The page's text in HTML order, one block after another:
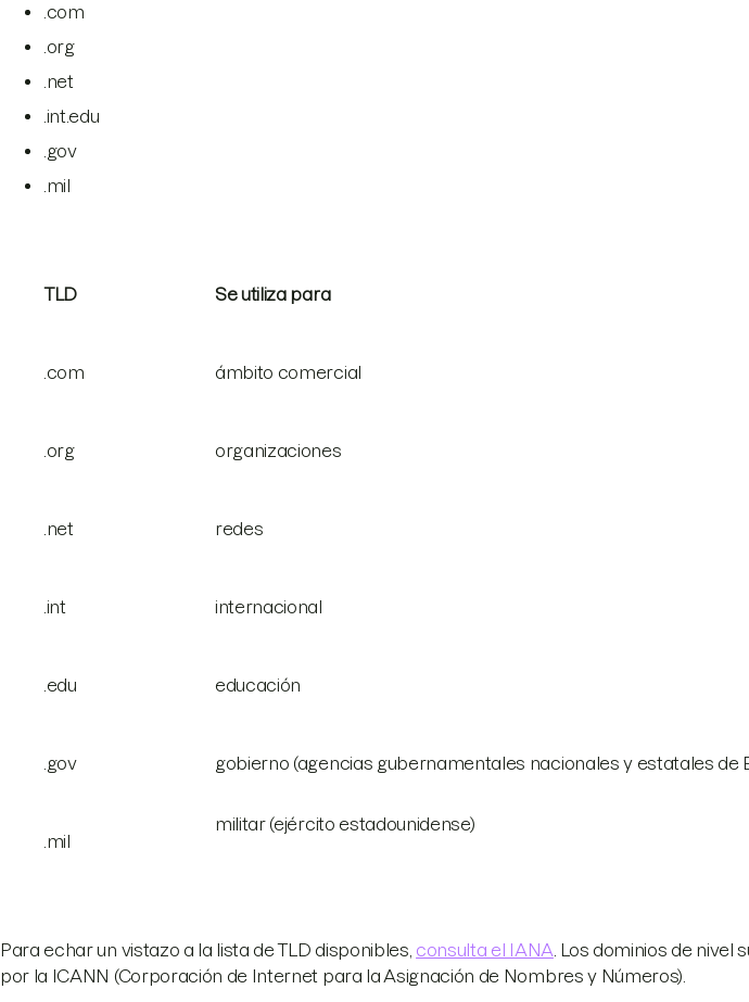
.com
.org
.net
.int.edu
.gov
.mil
TLD Se utiliza para
.com ámbito comercial
.org organizaciones
.net redes
.int internacional
.edu educación
.gov gobierno (agencias gubernamentales nacionales y estatales de
.mil
militar (ejército estadounidense)
Para echar un vistazo a la lista de TLD disponibles, consulta el IANA . Los dominios de nivel
por la ICANN (Corporación de Internet para la Asignación de Nombres y Números).